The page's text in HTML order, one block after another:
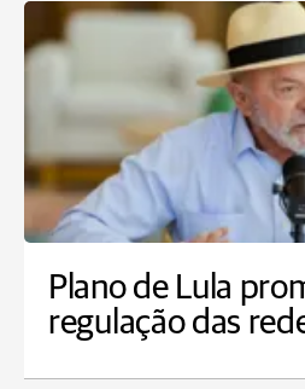
Plano de Lula
regulação das